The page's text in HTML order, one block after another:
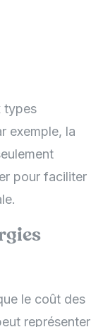
types
exemple, la
pour faciliter
le coût des
représenter